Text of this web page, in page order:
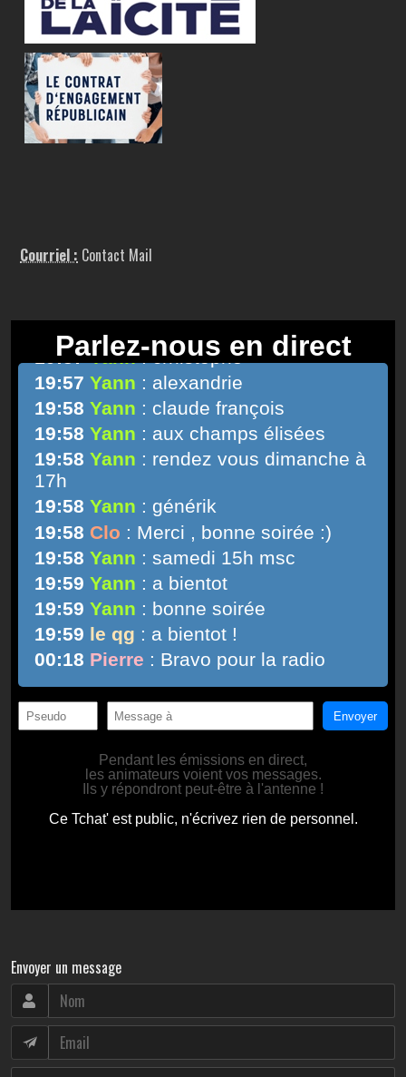
Courriel : Contact Mail
Envoyer un message